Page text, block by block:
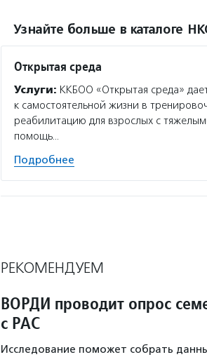
Узнайте больше в каталоге
Открытая среда
Услуги: ККБОО «Открытая среда»
к самостоятельной жизни в
реабилитацию для взрослых с
помощь…
Подробнее
РЕКОМЕНДУЕМ
ВОРДИ проводит опрос
с РАС
Исследование поможет собрать